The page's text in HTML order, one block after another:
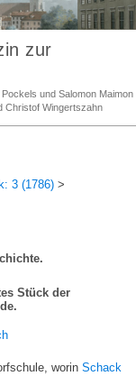
zur
und Salomon Maimon
Christof Wingertszahn
3 (1786) >
Stück der
worin Schack